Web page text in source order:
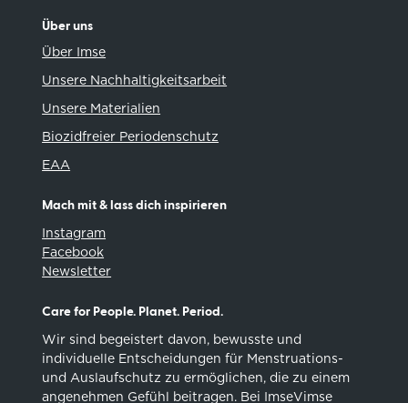
Über uns
Über Imse
Unsere Nachhaltigkeitsarbeit
Unsere Materialien
Biozidfreier Periodenschutz
EAA
Mach mit & lass dich inspirieren
Instagram
Facebook
Newsletter
Care for People. Planet. Period.
Wir sind begeistert davon, bewusste und
individuelle Entscheidungen für Menstruations-
und Auslaufschutz zu ermöglichen, die zu einem
angenehmen Gefühl beitragen. Bei ImseVimse